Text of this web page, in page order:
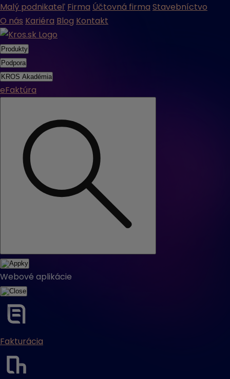
Malý podnikateľ Firma Účtovná firma Stavebníctvo
O nás Kariéra Blog Kontakt
Produkty
Podpora
KROS Akadémia
eFaktúra
Webové aplikácie
Fakturácia